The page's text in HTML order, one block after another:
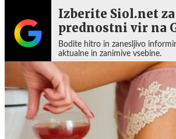
Izberite Siol.net
prednostni vir na
Bodite hitro in zanesljivo
aktualne in zanimive vsebine.